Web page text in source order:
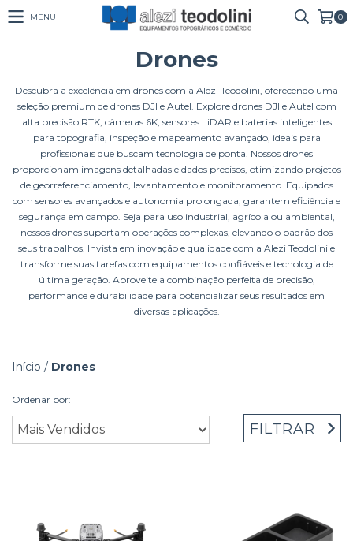
MENU 0
Drones
Descubra a excelência em drones com a Alezi Teodolini, oferecendo uma
seleção premium de drones DJI e Autel. Explore drones DJI e Autel com
alta precisão RTK, câmeras 6K, sensores LiDAR e baterias inteligentes
para topografia, inspeção e mapeamento avançado, ideais para
profissionais que buscam tecnologia de ponta. Nossos drones
proporcionam imagens detalhadas e dados precisos, otimizando projetos
de georreferenciamento, levantamento e monitoramento. Equipados
com sensores avançados e autonomia prolongada, garantem eficiência e
segurança em campo. Seja para uso industrial, agrícola ou ambiental,
nossos drones suportam operações complexas, elevando o padrão dos
seus trabalhos. Invista em inovação e qualidade com a Alezi Teodolini e
transforme suas tarefas com equipamentos confiáveis e tecnologia de
última geração. Aproveite a combinação perfeita de precisão,
performance e durabilidade para potencializar seus resultados em
diversas aplicações.
Início / Drones
Ordenar por:
FILTRAR